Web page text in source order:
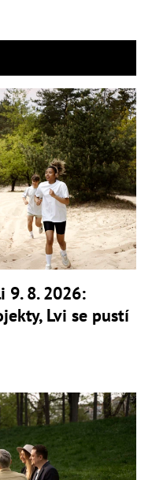
9. 8. 2026:
Lvi se pustí